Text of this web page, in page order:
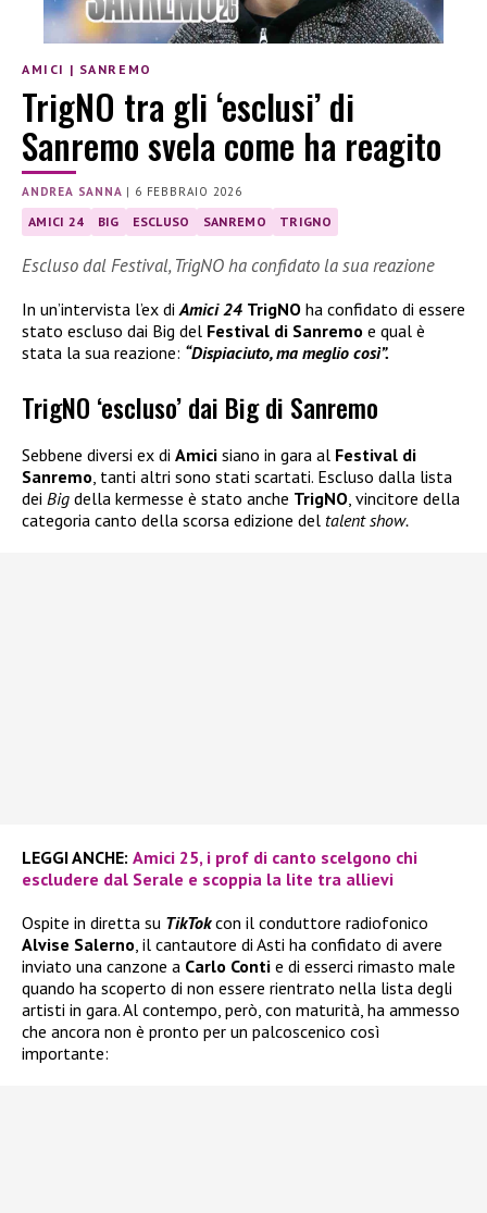
AMICI | SANREMO
TrigNO tra gli ‘esclusi’ di
Sanremo svela come ha reagito
ANDREA SANNA | 6 FEBBRAIO 2026
AMICI 24 BIG ESCLUSO SANREMO TRIGNO
Escluso dal Festival, TrigNO ha confidato la sua reazione
In un’intervista l’ex di Amici 24 TrigNO ha confidato di essere
stato escluso dai Big del Festival di Sanremo e qual è
stata la sua reazione: “Dispiaciuto, ma meglio così”.
TrigNO ‘escluso’ dai Big di Sanremo
Sebbene diversi ex di Amici siano in gara al Festival di
Sanremo, tanti altri sono stati scartati. Escluso dalla lista
dei Big della kermesse è stato anche TrigNO, vincitore della
categoria canto della scorsa edizione del talent show.
LEGGI ANCHE: Amici 25, i prof di canto scelgono chi
escludere dal Serale e scoppia la lite tra allievi
Ospite in diretta su TikTokcon il conduttore radiofonico
Alvise Salerno, il cantautore di Asti ha confidato di avere
inviato una canzone a Carlo Conti e di esserci rimasto male
quando ha scoperto di non essere rientrato nella lista degli
artisti in gara. Al contempo, però, con maturità, ha ammesso
che ancora non è pronto per un palcoscenico così
importante: